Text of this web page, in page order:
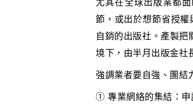
尤其在全球出版業都
節，或出於想節省授
自銷的出版社。產製
境下，由半月出版金社
強調業者要自強、團結
① 專業網絡的集結：申